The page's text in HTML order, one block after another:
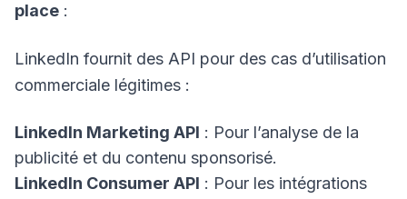
place :
LinkedIn fournit des API pour des cas d’utilisation
commerciale légitimes :
LinkedIn Marketing API : Pour l’analyse de la
publicité et du contenu sponsorisé.
LinkedIn Consumer API : Pour les intégrations